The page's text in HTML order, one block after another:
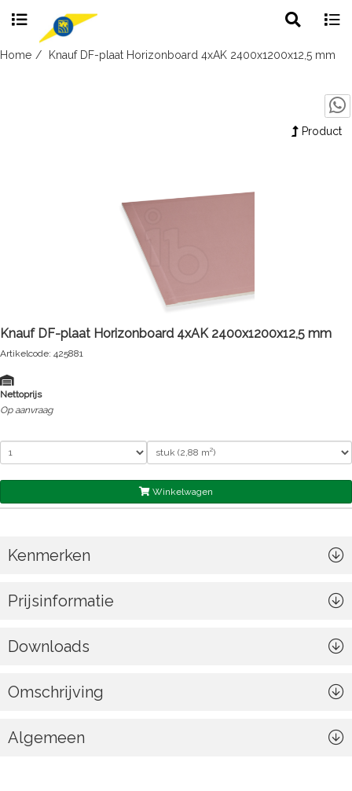
Skip
search
Home Knauf DF-plaat Horizonboard 4xAK 2400x1200x12,5 mm
Product
Knauf DF-plaat Horizonboard 4xAK 2400x1200x12,5 mm
Artikelcode: 425881
Nettoprijs
Op aanvraag
Winkelwagen
Kenmerken
Prijsinformatie
Downloads
Omschrijving
Algemeen